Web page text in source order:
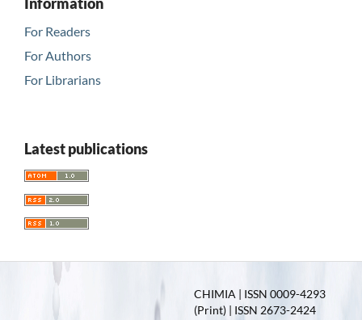
For Readers
For Authors
For Librarians
Latest publications
CHIMIA | ISSN 0009-4293
(Print) | ISSN 2673-2424